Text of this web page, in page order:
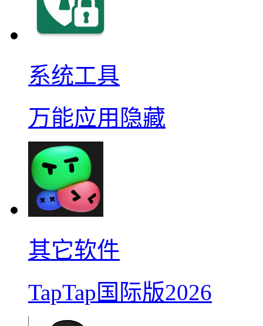
系统工具
万能应用隐藏
其它软件
TapTap国际版2026